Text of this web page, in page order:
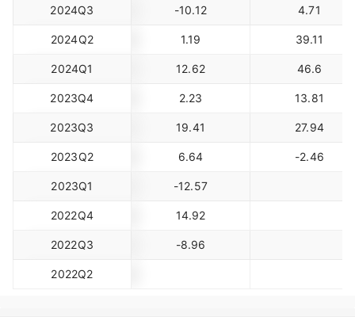
2024Q3 -10.12 4.71
2024Q2 1.19 39.11
2024Q1 12.62 46.6
2023Q4 2.23 13.81
2023Q3 19.41 27.94
2023Q2 6.64 -2.46
2023Q1 -12.57
2022Q4 14.92
2022Q3 -8.96
2022Q2